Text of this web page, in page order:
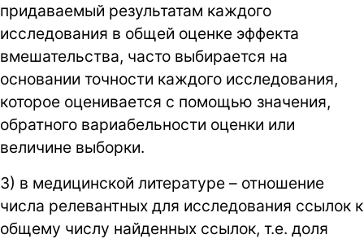
придаваемый результатам каждого
исследования в общей оценке эффекта
вмешательства, часто выбирается на
основании точности каждого исследования,
которое оценивается с помощью значения,
обратного вариабельности оценки или
величине выборки.
3) в медицинской литературе – отношение
числа релевантных для исследования ссылок к
общему числу найденных ссылок, т.е. доля